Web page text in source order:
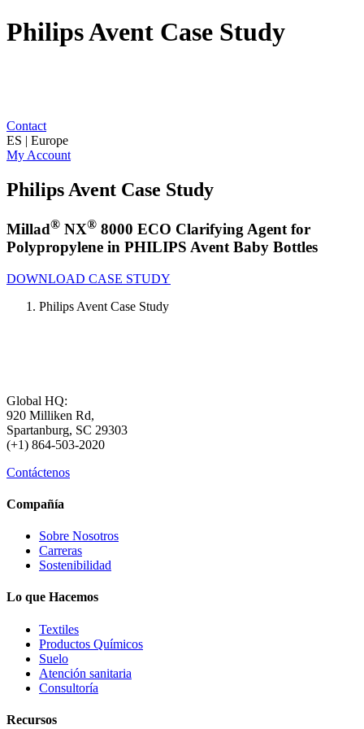
Philips Avent Case Study
Contact
ES | Europe
My Account
Philips Avent Case Study
Millad® NX® 8000 ECO Clarifying Agent for
Polypropylene in PHILIPS Avent Baby Bottles
DOWNLOAD CASE STUDY
Philips Avent Case Study
Global HQ:
920 Milliken Rd,
Spartanburg, SC 29303
(+1) 864-503-2020
Contáctenos
Compañía
Sobre Nosotros
Carreras
Sostenibilidad
Lo que Hacemos
Textiles
Productos Químicos
Suelo
Atención sanitaria
Consultoría
Recursos